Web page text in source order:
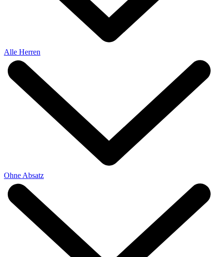
Alle Herren
Ohne Absatz